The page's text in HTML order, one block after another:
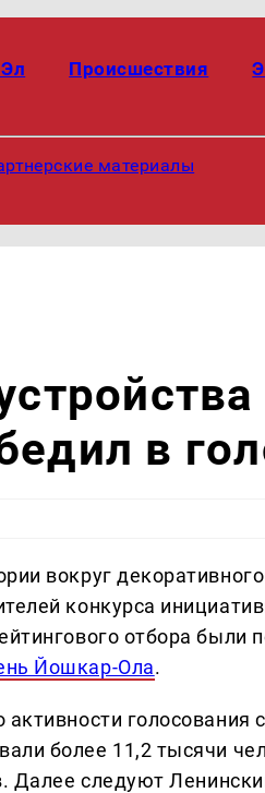
Происшествия
материалы
в
вокруг
конкурса
отбора были
Йошкар-Ола.
голосования
более 11,2 тысячи
Далее следуют